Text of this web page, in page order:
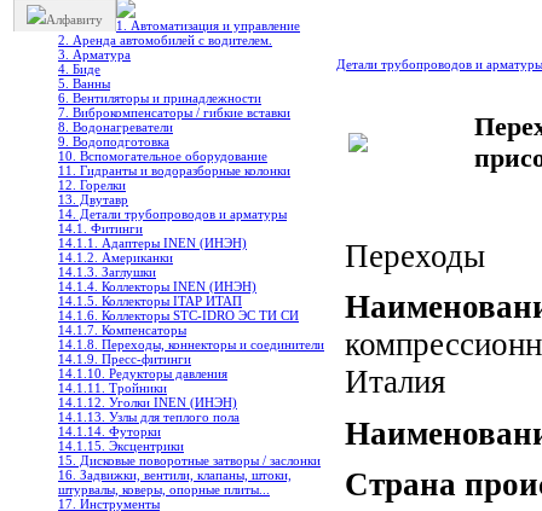
Алфавиту
1. Автоматизация и управление
2. Аренда автомобилей с водителем.
3. Арматура
4. Биде
5. Ванны
6. Вентиляторы и принадлежности
7. Виброкомпенсаторы / гибкие вставки
8. Водонагреватели
9. Водоподготовка
10. Вспомогательное оборудование
11. Гидранты и водоразборные колонки
12. Горелки
13. Двутавр
14. Детали трубопроводов и арматуры
14.1. Фитинги
14.1.1. Адаптеры INEN (ИНЭН)
14.1.2. Американки
14.1.3. Заглушки
14.1.4. Коллекторы INEN (ИНЭН)
14.1.5. Коллекторы ITAP ИТАП
14.1.6. Коллекторы STC-IDRO ЭС ТИ СИ
14.1.7. Компенсаторы
14.1.8. Переходы, коннекторы и соединители
14.1.9. Пресс-фитинги
14.1.10. Редукторы давления
14.1.11. Тройники
14.1.12. Уголки INEN (ИНЭН)
14.1.13. Узлы для теплого пола
14.1.14. Футорки
14.1.15. Эксцентрики
15. Дисковые поворотные затворы / заслонки
16. Задвижки, вентили, клапаны, штоки,
штурвалы, коверы, опорные плиты...
17. Инструменты
Детали трубопроводов и
Переходы
Италия
Страна